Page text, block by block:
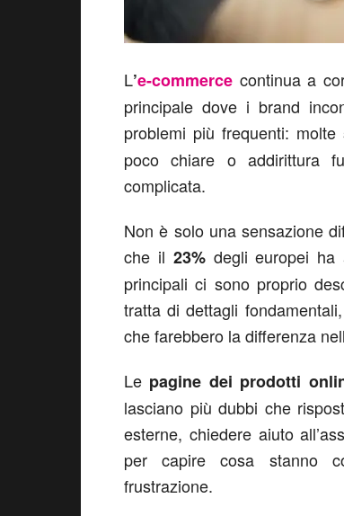
L’e-commerce continua a
principale dove i brand
problemi più frequenti: molte
poco chiare o addirittura
complicata.
Non è solo una sensazione
che il 23% degli europei ha
principali ci sono proprio
tratta di dettagli
che farebbero la differenza
Le pagine dei prodotti
lasciano più dubbi che
esterne, chiedere aiuto
per capire cosa stanno
frustrazione.